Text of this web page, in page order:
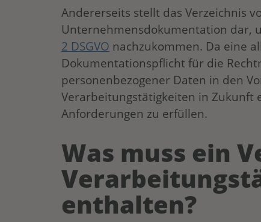
Andererseits stellt das Verzeichnis
Unternehmensdokumentation dar,
2 DSGVO nachzukommen. Da eine
Dokumentationspflicht für die
personenbezogener Daten in den
Verarbeitungstätigkeiten in Zukunft
Anforderungen zu erfüllen.
Was muss ein
enthalten?